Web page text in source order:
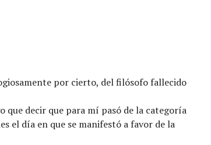
por cierto, del filósofo fallecido
que decir que para mí pasó de la categoría
el día en que se manifestó a favor de la